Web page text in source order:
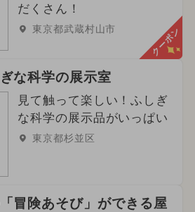
だくさん！
東京都武蔵村山市 クーポン
な科学の展示室
見て触って楽しい！ふしぎ
な科学の展示品がいっぱい
東京都杉並区
冒険あそび」ができる屋